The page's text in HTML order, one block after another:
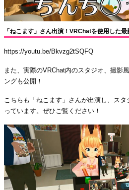
「ねこます」さん出演！VRChatを使用した
https://youtu.be/Bkvzg2tSQFQ
また、実際のVRChat内のスタジオ、撮影
ングも公開！
こちらも「ねこます」さんが出演し、ス
っています。ぜひご覧ください！